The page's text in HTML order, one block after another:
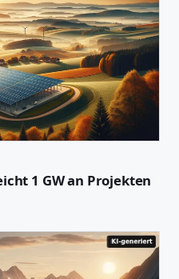
1 GW an Projekten